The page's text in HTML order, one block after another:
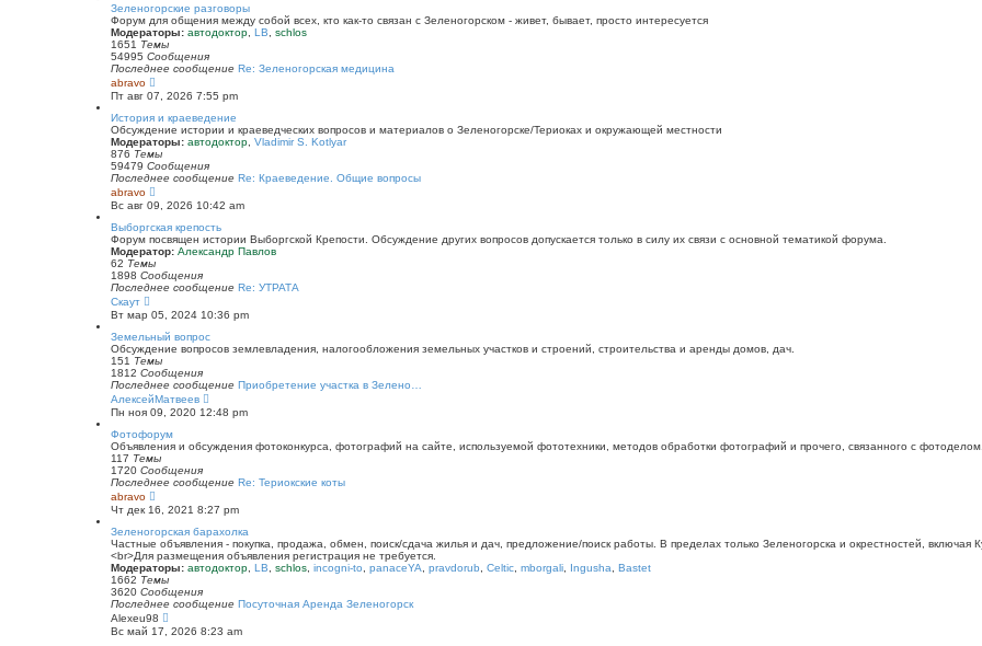
Зеленогорские разговоры
Форум для общения между собой всех, кто как-то связан с Зеленогорском - живет, бывает, просто интересуется
Модераторы: автодоктор LB
schlos
1651 Темы
54995 Сообщения
Последнее сообщение Re: Зеленогорская медицина
abravo
е
р
е
й
т
и
к
п
с
л
е
д
н
е
м
у
о
щ
е
н
и
ю
Пт авг 07, 2026 7:55 pm
История и краеведение
Обсуждение истории и краеведческих вопросов и материалов о Зеленогорске/Териоках и окружающей местности
Модераторы: автодоктор Vladimir S. Kotlyar
876 Темы
59479 Сообщения
Последнее сообщение Re: Краеведение. Общие вопросы
abravo
е
р
е
й
т
и
к
п
с
л
е
д
н
е
м
у
с
о
б
щ
е
н
и
Вс авг 09, 2026 10:42 am
Выборгская крепость
Форум посвящен истории Выборгской Крепости. Обсуждение других вопросов допускается только в силу их связи с основной тематикой форума.
Модератор: Александр Павлов
62 Темы
1898 Сообщения
Последнее сообщение Re: УТРАТА
Скаут
е
р
е
й
т
и
к
п
о
с
л
е
д
н
е
м
у
с
о
б
щ
е
н
и
ю
Вт мар 05, 2024 10:36 pm
Земельный вопрос
Обсуждение вопросов землевладения, налогообложения земельных участков и строений, строительства и аренды домов, дач.
151 Темы
1812 Сообщения
Последнее сообщение Приобретение участка в Зелено…
АлексейМатвеев
е
р
й
т
к
о
с
л
е
д
н
е
у
о
Пн ноя 09, 2020 12:48 pm
Фотофорум
Объявления и обсуждения фотоконкурса, фотографий на сайте, используемой фототехники, методов обработки фотографий и прочего, связанного с фотоделом.
117 Темы
1720 Сообщения
Последнее сообщение Re: Териокские коты
abravo
е
р
е
й
т
и
к
п
о
с
л
е
Чт дек 16, 2021 8:27 pm
Зеленогорская барахолка
Частные объявления - покупка, продажа, обмен, поиск/сдача жилья и дач, предложение/поиск работы. В пределах только Зеленогорска и окрестностей,
<br>Для размещения объявления регистрация не требуется.
Модераторы: автодоктор LB schlos incogni-to panaceYA pravdorub Celtic mborgali Ingusha
Bastet
1662 Темы
3620 Сообщения
Последнее сообщение Посуточная Аренда Зеленогорск
Alexeu98
е
р
Вс май 17, 2026 8:23 am